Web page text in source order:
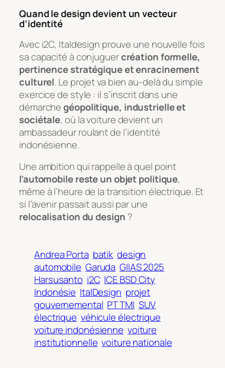
Quand le design devient un vecteur
d’identité
Avec i2C, Italdesign prouve une nouvelle fois
sa capacité à conjuguercréation formelle,
pertinence stratégique et enracinement
culturel. Le projet va bien au-delà du simple
exercice de style : il s’inscrit dans une
démarchegéopolitique, industrielle et
sociétale, où la voiture devient un
ambassadeur roulant de l’identité
indonésienne.
Une ambition qui rappelle à quel point
l’automobile reste un objet politique,
même à l’heure de la transition électrique. Et
si l’avenir passait aussi par une
relocalisation du design ?
Andrea Porta batik design
automobile Garuda GIIAS 2025
Harsusanto i2C ICE BSD City
Indonésie ItalDesign projet
gouvernemental PT TMI SUV
électrique véhicule électrique
voiture indonésienne voiture
institutionnelle voiture nationale